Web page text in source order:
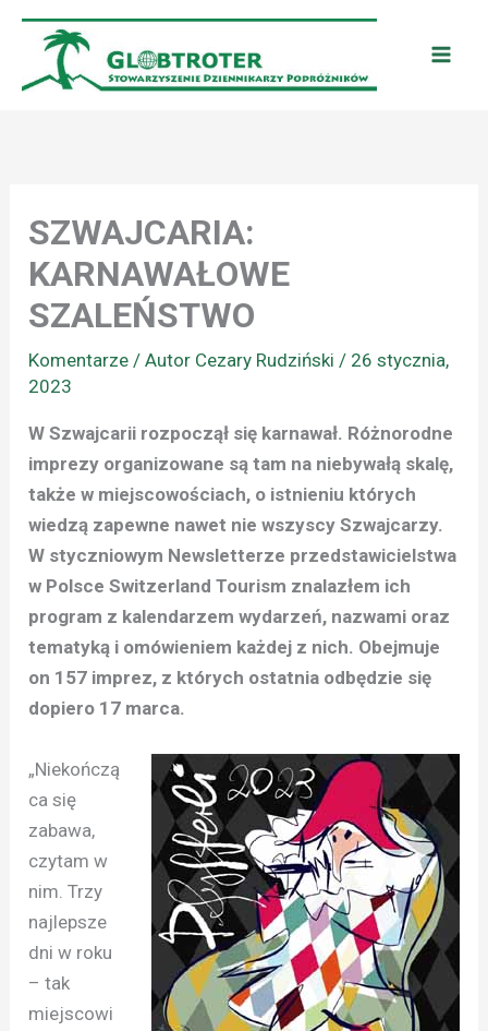
Przejdź
treści
SZWAJCARIA:
KARNAWAŁOWE
SZALEŃSTWO
Komentarze / Autor Cezary Rudziński/ 26 stycznia,
2023
W Szwajcarii rozpoczął się karnawał. Różnorodne
imprezy organizowane są tam na niebywałą skalę,
także w miejscowościach, o istnieniu których
wiedzą zapewne nawet nie wszyscy Szwajcarzy.
W styczniowym Newsletterze przedstawicielstwa
w Polsce Switzerland Tourism znalazłem ich
program z kalendarzem wydarzeń, nazwami oraz
tematyką i omówieniem każdej z nich. Obejmuje
on 157 imprez, z których ostatnia odbędzie się
dopiero 17 marca.
„Niekończą
ca się
zabawa,
czytam w
nim. Trzy
najlepsze
dni w roku
– tak
miejscowi